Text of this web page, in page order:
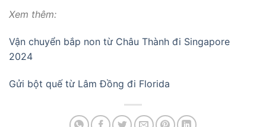
Xem thêm:
Vận chuyển bắp non từ Châu Thành đi Singapore
2024
Gửi bột quế từ Lâm Đồng đi Florida